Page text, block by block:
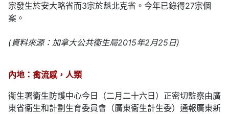
宗發生於安大略省而3宗於魁北克省。今年已錄得27宗個
案。
(資料來源：加拿大公共衞生局2015年2月25日)
內地：禽流感，人類
衞生署衞生防護中心今日（二月二十六日）正密切監察由廣
東省衞生和計劃生育委員會（廣東衞生計生委）通報廣東新